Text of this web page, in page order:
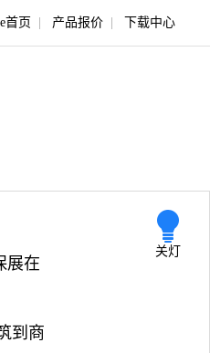
首页 产品报价 下载中心
关灯
展在
到商